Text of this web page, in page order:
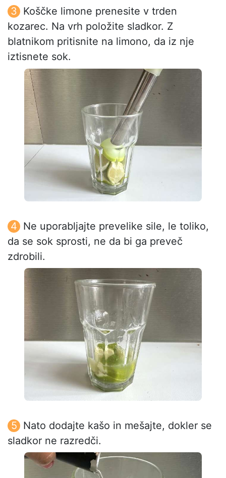
Koščke limone prenesite v trden
kozarec. Na vrh položite sladkor. Z
blatnikom pritisnite na limono, da iz nje
iztisnete sok.
Ne uporabljajte prevelike sile, le toliko,
da se sok sprosti, ne da bi ga preveč
zdrobili.
Nato dodajte kašo in mešajte, dokler se
sladkor ne razredči.